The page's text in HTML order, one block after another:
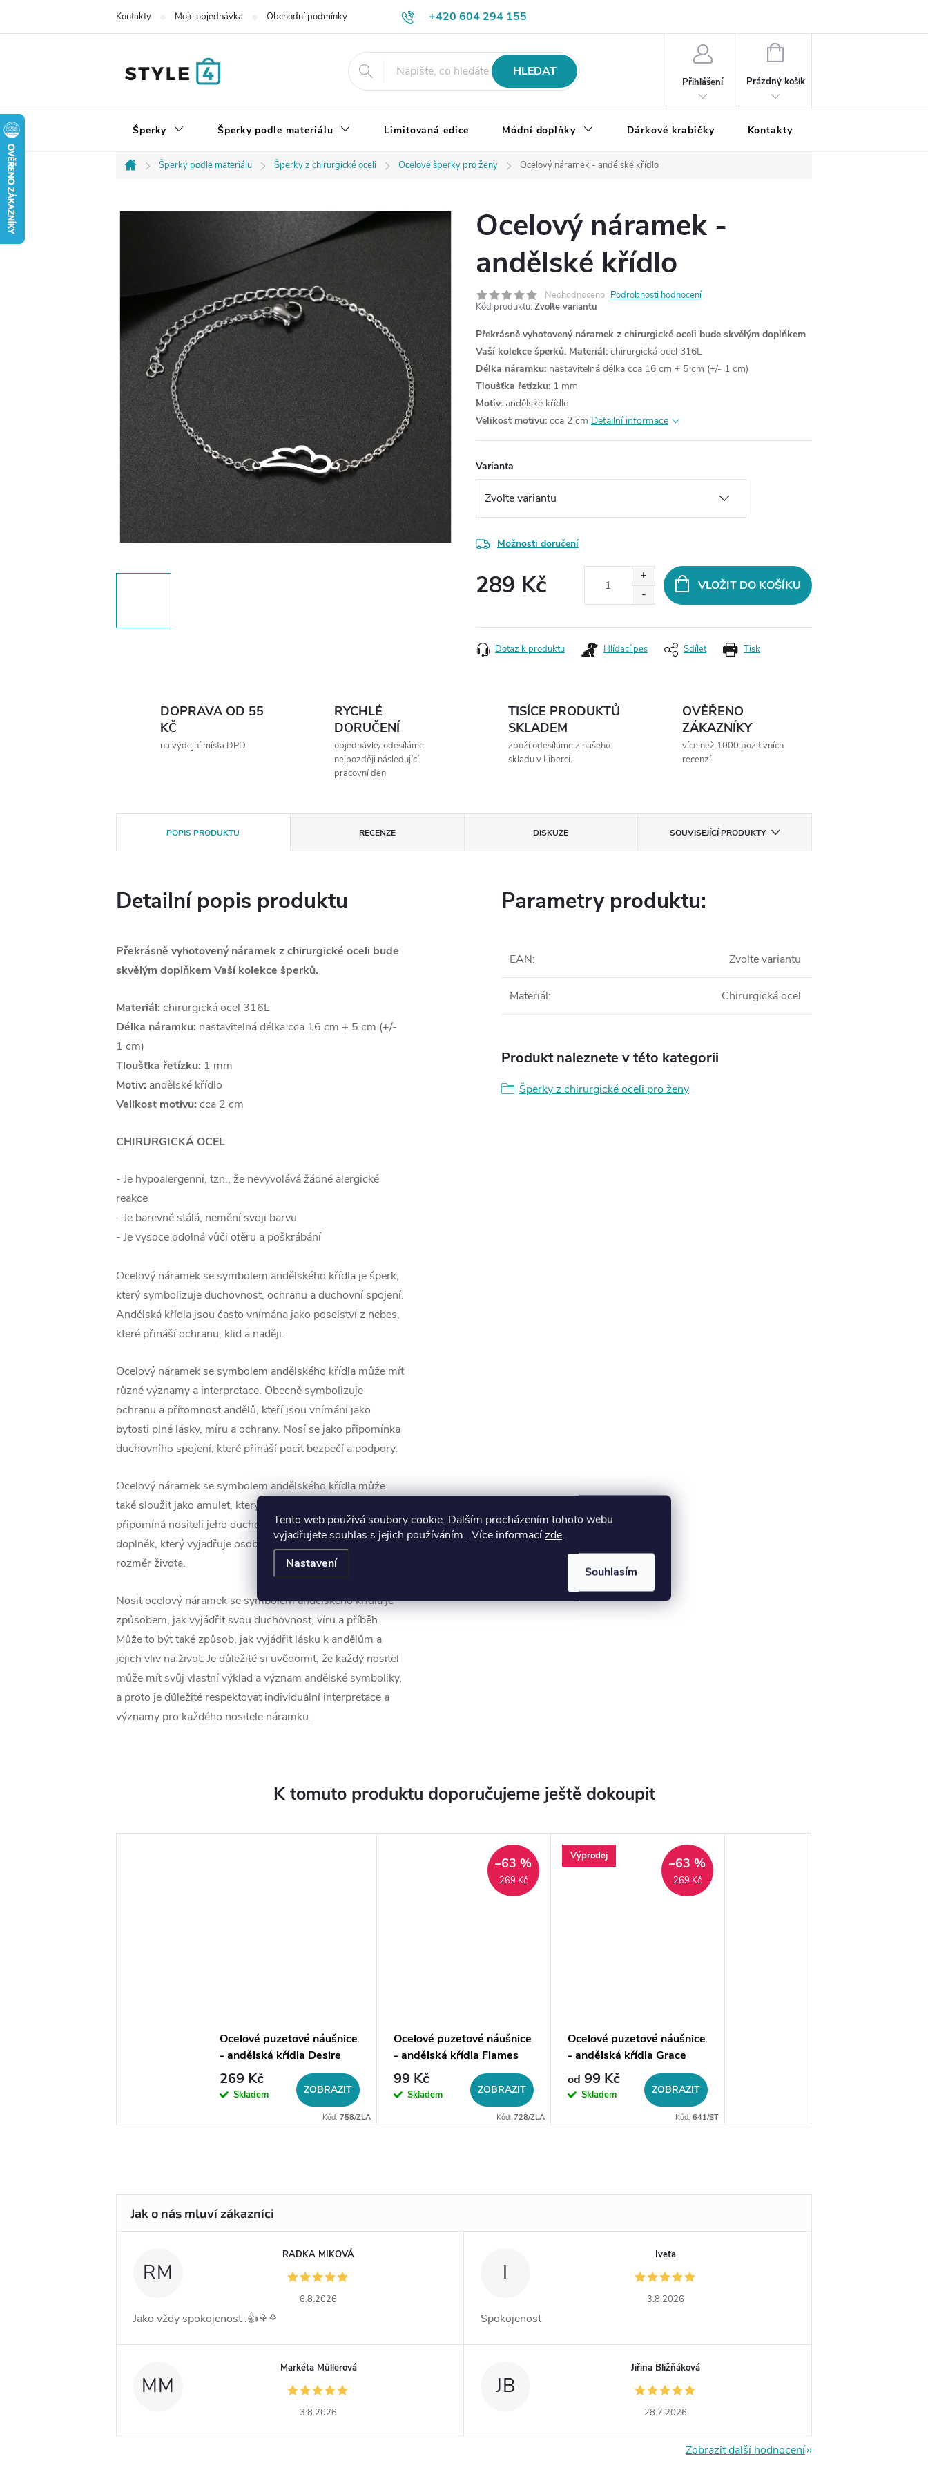
Tento web používá soubory cookie. Dalším procházením tohoto webu
vyjadřujete souhlas s jejich používáním.. Více informacízde.
Nastavení
Souhlasím
+420 604 294 155
Kontakty Moje objednávka Obchodní podmínky Výměna, vrácení a reklamace zboží
HLEDAT
Přihlášení
NÁKUPNÍ
Prázdný košík
Šperky Šperky podle materiálu Limitovaná edice Módní doplňky Dárkové krabičky Kontakty
Domů
Šperky podle materiálu Šperky z chirurgické oceli Ocelové šperky pro ženy Ocelový náramek - andělské křídlo
Ocelový náramek -
andělské křídlo
Neohodnoceno Podrobnosti hodnocení
Kód produktu: Zvolte variantu
Překrásně vyhotovený náramek z chirurgické oceli bude skvělým doplňkem
Vaší kolekce šperků. Materiál: chirurgická ocel 316L
Délka náramku: nastavitelná délka cca 16 cm + 5 cm (+/- 1 cm)
Tloušťka řetízku: 1 mm
Motiv: andělské křídlo
Velikost motivu: cca 2 cm Detailní informace
Varianta
Možnosti doručení
289 Kč VLOŽIT DO KOŠÍKU
Tisk
Dotaz k produktu Hlídací pes Sdílet
DOPRAVA OD 55
KČ
na výdejní místa DPD
RYCHLÉ
DORUČENÍ
objednávky odesíláme
nejpozději následující
pracovní den
TISÍCE PRODUKTŮ
SKLADEM
zboží odesíláme z našeho
skladu v Liberci.
OVĚŘENO
ZÁKAZNÍKY
více než 1000 pozitivních
recenzí
POPIS PRODUKTU RECENZE DISKUZE SOUVISEJÍCÍ PRODUKTY
Detailní popis produktu
Překrásně vyhotovený náramek z chirurgické oceli bude
skvělým doplňkem Vaší kolekce šperků.
Materiál: chirurgická ocel 316L
Délka náramku: nastavitelná délka cca 16 cm + 5 cm (+/-
1 cm)
Tloušťka řetízku: 1 mm
Motiv: andělské křídlo
Velikost motivu: cca 2 cm
CHIRURGICKÁ OCEL
- Je hypoalergenní, tzn., že nevyvolává žádné alergické
reakce
- Je barevně stálá, nemění svoji barvu
- Je vysoce odolná vůči otěru a poškrábání
Ocelový náramek se symbolem andělského křídla je šperk,
který symbolizuje duchovnost, ochranu a duchovní spojení.
Andělská křídla jsou často vnímána jako poselství z nebes,
které přináší ochranu, klid a naději.
Ocelový náramek se symbolem andělského křídla může mít
různé významy a interpretace. Obecně symbolizuje
ochranu a přítomnost andělů, kteří jsou vnímáni jako
bytosti plné lásky, míru a ochrany. Nosí se jako připomínka
duchovního spojení, které přináší pocit bezpečí a podpory.
Ocelový náramek se symbolem andělského křídla může
také sloužit jako amulet, který poskytuje ochranu a
připomíná nositeli jeho duchovní cestu. Je to také módní
doplněk, který vyjadřuje osobní styl a víru v duchovní
rozměr života.
Nosit ocelový náramek se symbolem andělského křídla je
způsobem, jak vyjádřit svou duchovnost, víru a příběh.
Může to být také způsob, jak vyjádřit lásku k andělům a
jejich vliv na život. Je důležité si uvědomit, že každý nositel
může mít svůj vlastní výklad a význam andělské symboliky,
a proto je důležité respektovat individuální interpretace a
významy pro každého nositele náramku.
Parametry produktu:
EAN: Zvolte variantu
Materiál: Chirurgická ocel
Produkt naleznete v této kategorii
Šperky z chirurgické oceli pro ženy
K tomuto produktu doporučujeme ještě dokoupit
Ocelové puzetové náušnice
- andělská křídla Desire
269 Kč
Skladem ZOBRAZIT
Kód: 758/ZLA
269 Kč
–63 %
Ocelové puzetové náušnice
- andělská křídla Flames
99 Kč
Skladem ZOBRAZIT
Kód: 728/ZLA
Výprodej
269 Kč
–63 %
Ocelové puzetové náušnice
- andělská křídla Grace
od 99 Kč
Skladem ZOBRAZIT
Kód: 641/ST
RM
RADKA MIKOVÁ
6.8.2026
Jako vždy spokojenost .👍⚘️⚘️
I
Iveta
3.8.2026
Spokojenost
MM
Markéta Müllerová
3.8.2026
JB
Jiřina Bližňáková
28.7.2026
Zobrazit další hodnocení